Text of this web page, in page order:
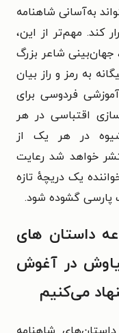
به‌آسانی شاهنامه
کند. مهم‌تر از این،
جهان‌بینی شاعر بزرگ
به رمز و راز بیان
فردوسی برای
اقتباسی در هر
در هر یک از
خواهد شد رعایت
یک دریچهٔ تازه
پارسی گشوده شود.
داستان‌ های
در آغوش
می‌کنیم